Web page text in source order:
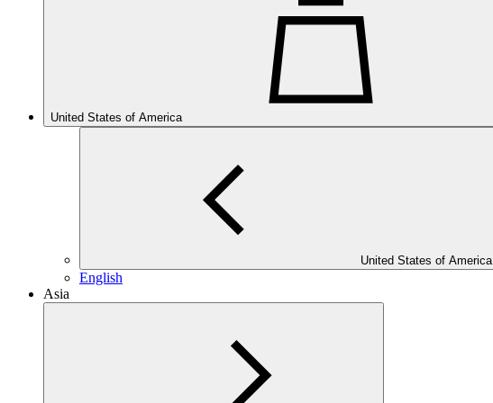
United States of America
United States of America
English
Asia